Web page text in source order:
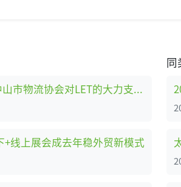
喜讯 | 感谢中山市物流协会对LET的大力支持！
+线上展会成去年稳外贸新模式
同